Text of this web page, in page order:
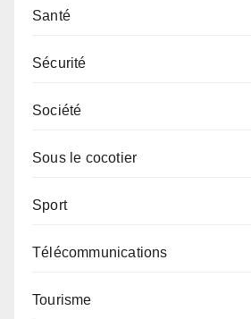
Santé
Sécurité
Société
Sous le cocotier
Sport
Télécommunications
Tourisme